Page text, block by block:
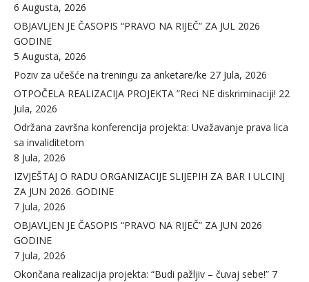
6 Augusta, 2026
OBJAVLJEN JE ČASOPIS “PRAVO NA RIJEČ” ZA JUL 2026
GODINE
5 Augusta, 2026
Poziv za učešće na treningu za anketare/ke 27 Jula, 2026
OTPOČELA REALIZACIJA PROJEKTA ”Reci NE diskriminaciji! 22
Jula, 2026
Održana završna konferencija projekta: Uvažavanje prava lica
sa invaliditetom
8 Jula, 2026
IZVJEŠTAJ O RADU ORGANIZACIJE SLIJEPIH ZA BAR I ULCINJ
ZA JUN 2026. GODINE
7 Jula, 2026
OBJAVLJEN JE ČASOPIS “PRAVO NA RIJEČ” ZA JUN 2026
GODINE
7 Jula, 2026
Okončana realizacija projekta: “Budi pažljiv – čuvaj sebe!” 7